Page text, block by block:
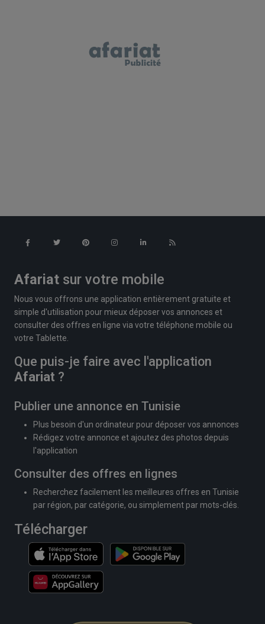
Afariat sur votre mobile
Nous vous offrons une application entièrement gratuite et
simple d'utilisation pour mieux déposer vos annonces et
consulter des offres en ligne via votre téléphone mobile ou
votre Tablette.
Que puis-je faire avec l'application
Afariat ?
Publier une annonce en Tunisie
Plus besoin d'un ordinateur pour déposer vos annonces
Rédigez votre annonce et ajoutez des photos depuis
l'application
Consulter des offres en lignes
Recherchez facilement les meilleures offres en Tunisie
par région, par catégorie, ou simplement par mots-clés.
Télécharger